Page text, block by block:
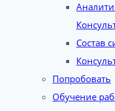
Состав
Попробовать
Обучение